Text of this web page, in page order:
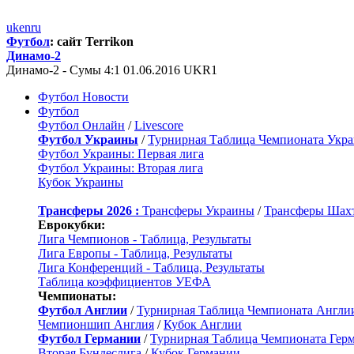
ukenru
Футбол: сайт Terrikon
Динамо-2
Динамо-2 - Сумы 4:1 01.06.2016 UKR1
Футбол Новости
Футбол
Футбол Онлайн /Livescore
Футбол Украины /Турнирная Таблица Чемпионата
Футбол Украины: Первая лига
Футбол Украины: Вторая лига
Кубок Украины
Трансферы 2026 : Трансферы Украины /Трансферы
Еврокубки:
Лига Чемпионов - Таблица, Результаты
Лига Европы - Таблица, Результаты
Лига Конференций - Таблица, Результаты
Таблица коэффициентов УЕФА
Чемпионаты:
Футбол Англии /Турнирная Таблица Чемпионата
Чемпионшип Англия /Кубок Англии
Футбол Германии /Турнирная Таблица Чемпионата